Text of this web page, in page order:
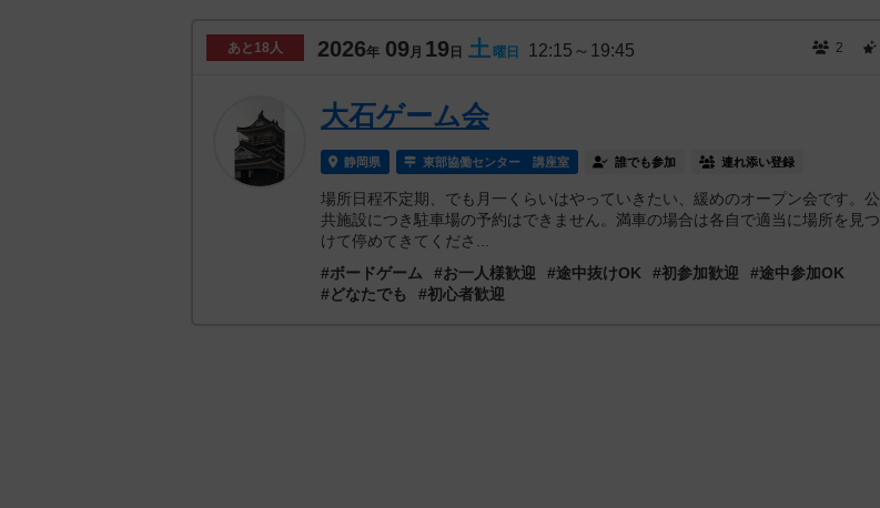
あと 18人 2026年 09 月 19 日 土 曜日 12:15～19:45 2
大石ゲーム会
静岡県 東部協働センター 講座室 誰でも参加 連れ添い登録
場所日程不定期、でも月一くらいはやっていきたい、緩めのオープン会です。公
共施設につき駐車場の予約はできません。満車の場合は各自で適当に場所を見つ
けて停めてきてくださ...
#ボードゲーム
#お一人様歓迎 #途中抜けOK #初参加歓迎
#途中参加OK
#どなたでも
#初心者歓迎